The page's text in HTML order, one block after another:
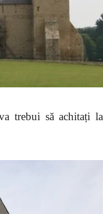
trebui să achitați la